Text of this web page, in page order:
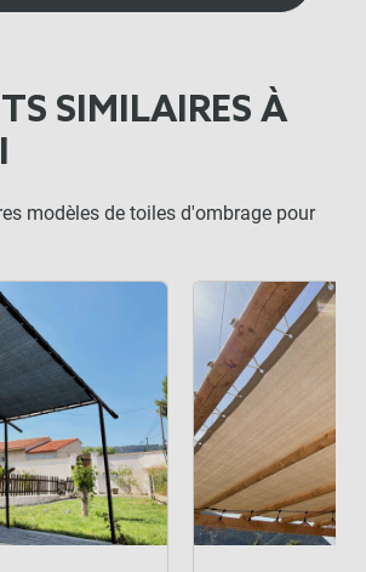
SIMILAIRES À
modèles de toiles d'ombrage pour